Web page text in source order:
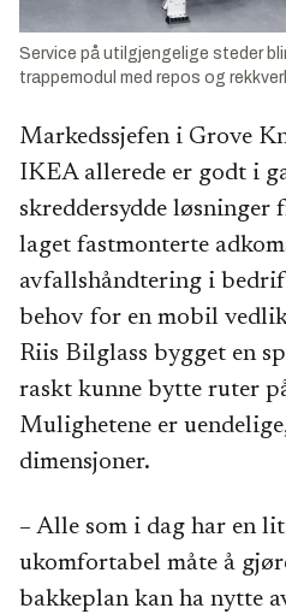
Service på utilgjengelige steder
trappemodul med repos og
Markedssjefen i Grove
IKEA allerede er godt i
skreddersydde løsninger
laget fastmonterte
avfallshåndtering i
behov for en mobil
Riis Bilglass bygget en
raskt kunne bytte ruter
Mulighetene er
dimensjoner.
– Alle som i dag har en
ukomfortabel måte å
bakkeplan kan ha nytte